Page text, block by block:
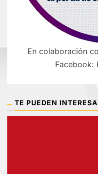
En colaboración
Facebook:
TE PUEDEN